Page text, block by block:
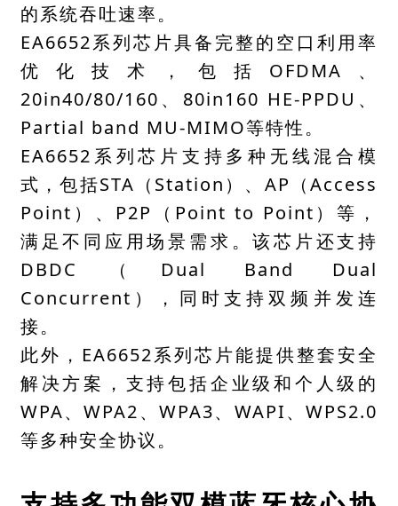
的系统吞吐速率。
EA6652系列芯片具备完整的空口利用率
优化技术，包括OFDMA、
20in40/80/160、80in160 HE-PPDU、
Partial band MU-MIMO等特性。
EA6652系列芯片支持多种无线混合模
式，包括STA（Station）、AP（Access
Point）、P2P（Point to Point）等，
满足不同应用场景需求。该芯片还支持
DBDC（Dual Band Dual
Concurrent），同时支持双频并发连
接。
此外，EA6652系列芯片能提供整套安全
解决方案，支持包括企业级和个人级的
WPA、WPA2、WPA3、 WAPI、WPS2.0
等多种安全协议。